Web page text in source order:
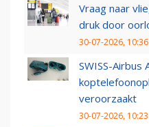
Vraag naar
druk door
30-07-2026, 10:36
SWISS-
veroorzaakt
30-07-2026, 10:23